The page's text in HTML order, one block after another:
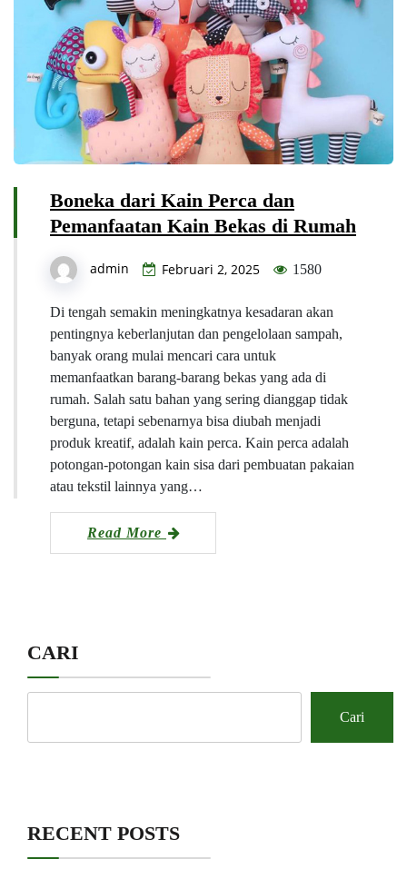
Boneka dari Kain Perca dan
Pemanfaatan Kain Bekas di Rumah
admin Februari 2, 2025 1580
Di tengah semakin meningkatnya kesadaran akan
pentingnya keberlanjutan dan pengelolaan sampah,
banyak orang mulai mencari cara untuk
memanfaatkan barang-barang bekas yang ada di
rumah. Salah satu bahan yang sering dianggap tidak
berguna, tetapi sebenarnya bisa diubah menjadi
produk kreatif, adalah kain perca. Kain perca adalah
potongan-potongan kain sisa dari pembuatan pakaian
atau tekstil lainnya yang…
Read More
CARI
Cari
RECENT POSTS